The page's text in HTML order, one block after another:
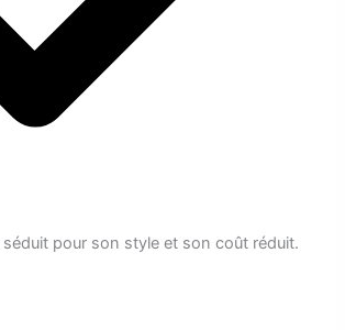
pour son style et son coût réduit.